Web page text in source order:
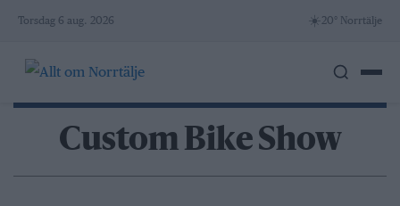
Skip
content
Torsdag 6 aug. 2026 ☀️20° Norrtälje
Custom Bike Show